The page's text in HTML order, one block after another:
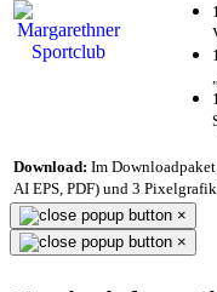
Download: Im
AI EPS, PDF) und 3
×
×